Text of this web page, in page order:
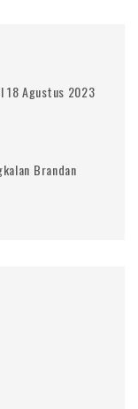
18 Agustus 2023
Brandan